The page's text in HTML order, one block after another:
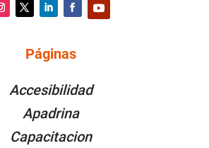
Facebook
Páginas
Accesibilidad
Apadrina
Capacitacion